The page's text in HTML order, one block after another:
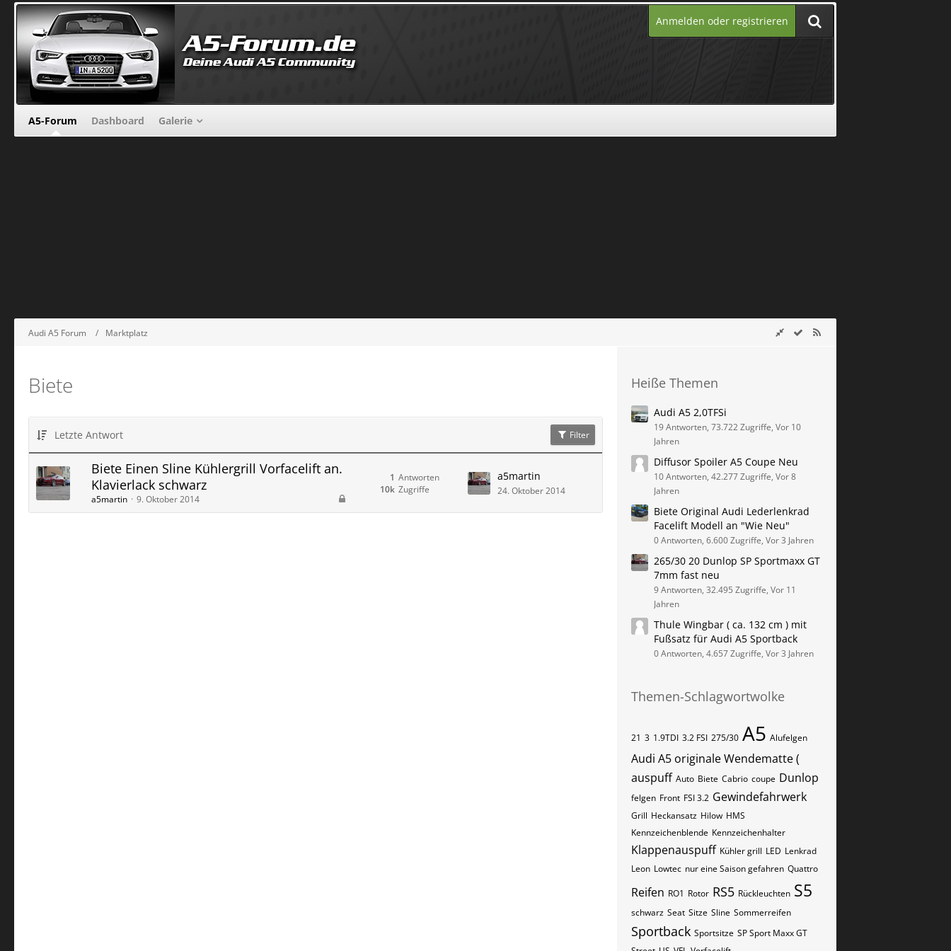
Anmelden oder registrieren
A5-Forum Dashboard Galerie
Audi A5 Forum Marktplatz
Biete
Letzte Antwort Filter
Biete Einen Sline Kühlergrill Vorfacelift an.
Klavierlack schwarz
a5martin 9. Oktober 2014
Antworten
1
Zugriffe
10k
a5martin
24. Oktober 2014
Heiße Themen
Audi A5 2,0TFSi
19 Antworten, 73.722 Zugriffe, Vor 10
Jahren
Diffusor Spoiler A5 Coupe Neu
10 Antworten, 42.277 Zugriffe, Vor 8
Jahren
Biete Original Audi Lederlenkrad
Facelift Modell an "Wie Neu"
0 Antworten, 6.600 Zugriffe, Vor 3 Jahren
265/30 20 Dunlop SP Sportmaxx GT
7mm fast neu
9 Antworten, 32.495 Zugriffe, Vor 11
Jahren
Thule Wingbar ( ca. 132 cm ) mit
Fußsatz für Audi A5 Sportback
0 Antworten, 4.657 Zugriffe, Vor 3 Jahren
Themen-Schlagwortwolke
21 3 1.9TDI 3.2 FSI 275/30 A5 Alufelgen
Audi A5 originale Wendematte (
auspuff Auto Biete Cabrio coupe Dunlop
felgen Front FSI 3.2 Gewindefahrwerk
Grill Heckansatz Hilow HMS
Kennzeichenblende Kennzeichenhalter
Klappenauspuff Kühler grill LED Lenkrad
Leon Lowtec nur eine Saison gefahren Quattro
Reifen RO1 Rotor RS5 Rückleuchten S5
schwarz Seat Sitze Sline Sommerreifen
Sportback Sportsitze SP Sport Maxx GT